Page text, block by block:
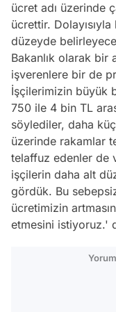
ücret adı üzerinde
ücrettir.
düzeyde
Bakanlık olarak bir
işverenlere bir de
İşçilerimizin büyük
750 ile 4 bin TL
söylediler, daha
üzerinde rakamlar
telaffuz edenler de
işçilerin daha alt
gördük. Bu
ücretimizin
etmesini istiyoruz.'